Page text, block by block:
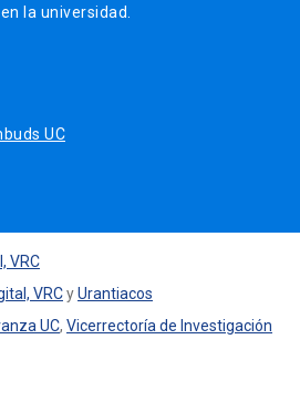
la universidad.
UC
VRC
VRCyUrantiacos
UC, Vicerrectoría de Investigación